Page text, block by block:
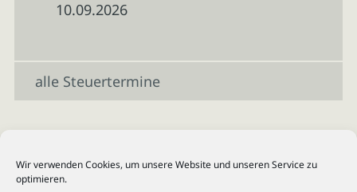
Wir verwenden Cookies, um unsere Website und unseren Service zu
optimieren.
10.09.2026
alle Steuertermine